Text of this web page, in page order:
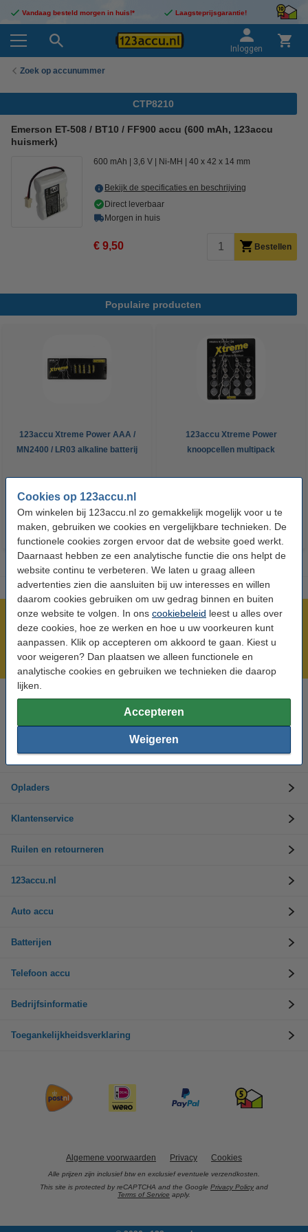
Cookies op 123accu.nl
Om winkelen bij 123accu.nl zo gemakkelijk mogelijk voor u te
maken, gebruiken we cookies en vergelijkbare technieken. De
functionele cookies zorgen ervoor dat de website goed werkt.
Daarnaast hebben ze een analytische functie die ons helpt de
website continu te verbeteren. We laten u graag alleen
advertenties zien die aansluiten bij uw interesses en willen
daarom cookies gebruiken om uw gedrag binnen en buiten
onze website te volgen. In ons cookiebeleid leest u alles over
deze cookies, hoe ze werken en hoe u uw voorkeuren kunt
aanpassen. Klik op accepteren om akkoord te gaan. Kiest u
voor weigeren? Dan plaatsen we alleen functionele en
analytische cookies en gebruiken we technieken die daarop
lijken.
Accepteren
Weigeren
Vandaag besteld morgen in huis!* Laagsteprijsgarantie!
Inloggen
Zoek op accunummer
CTP8210
Emerson ET-508 / BT10 / FF900 accu (600 mAh, 123accu
huismerk)
600 mAh 3,6 V Ni-MH 40 x 42 x 14 mm
Bekijk de specificaties en beschrijving
Direct leverbaar
Morgen in huis
€ 9,50 Bestellen
Populaire producten
123accu Xtreme Power AAA /
MN2400 / LR03 alkaline batterij
BTW
123accu Xtreme Power
knoopcellen multipack
Meer dan 5 miljoen klanten!
Voor 23.59 uur besteld, morgen in huis!
Laagsteprijsgarantie!
Hulp nodig? Bel ons op 0294-787125
Op werkdagen van 9.00 tot 17.30 uur
Accu's
Opladers
Klantenservice
Ruilen en retourneren
123accu.nl
Auto accu
Batterijen
Telefoon accu
Bedrijfsinformatie
Toegankelijkheidsverklaring
Algemene voorwaarden Privacy Cookies
Alle prijzen zijn inclusief btw en exclusief eventuele verzendkosten.
This site is protected by reCAPTCHA and the Google Privacy Policy and
Terms of Service apply.